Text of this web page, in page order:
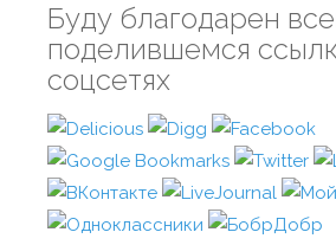
Буду благодарен
поделившемся
соцсетях